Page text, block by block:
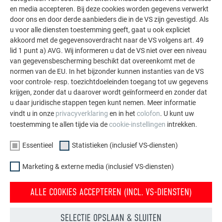
aluminium kan worden toegepast. Ontdek meer
indrukwekkende projecten met de duurzame PREFA
aluminiumoplossingen voor dak, zonne-energie en
gevel.
MEER REFERENTIES BEKIJKEN
en media accepteren. Bij deze cookies worden gegevens verwerkt
door ons en door derde aanbieders die in de VS zijn gevestigd. Als
u voor alle diensten toestemming geeft, gaat u ook expliciet
akkoord met de gegevensoverdracht naar de VS volgens art. 49
lid 1 punt a) AVG. Wij informeren u dat de VS niet over een niveau
van gegevensbescherming beschikt dat overeenkomt met de
normen van de EU. In het bijzonder kunnen instanties van de VS
voor controle- resp. toezichtdoeleinden toegang tot uw gegevens
krijgen, zonder dat u daarover wordt geïnformeerd en zonder dat
u daar juridische stappen tegen kunt nemen. Meer informatie
vindt u in onze privacyverklaring en in het colofon. U kunt uw
toestemming te allen tijde via decookie-instellingen intrekken.
Essentieel Statistieken (inclusief VS-diensten)
Marketing & externe media (inclusief VS-diensten)
ALLE COOKIES ACCEPTEREN (INCL. VS-DIENSTEN)
SELECTIE OPSLAAN & SLUITEN